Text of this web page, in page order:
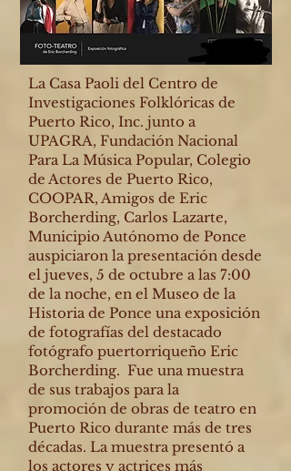
La Casa Paoli del Centro de
Investigaciones Folklóricas de
Puerto Rico, Inc. junto a
UPAGRA, Fundación Nacional
Para La Música Popular, Colegio
de Actores de Puerto Rico,
COOPAR, Amigos de Eric
Borcherding, Carlos Lazarte,
Municipio Autónomo de Ponce
auspiciaron la presentación desde
el jueves, 5 de octubre a las 7:00
de la noche, en el Museo de la
Historia de Ponce una exposición
de fotografías del destacado
fotógrafo puertorriqueño Eric
Borcherding. Fue una muestra
de sus trabajos para la
promoción de obras de teatro en
Puerto Rico durante más de tres
décadas. La muestra presentó a
los actores y actrices más